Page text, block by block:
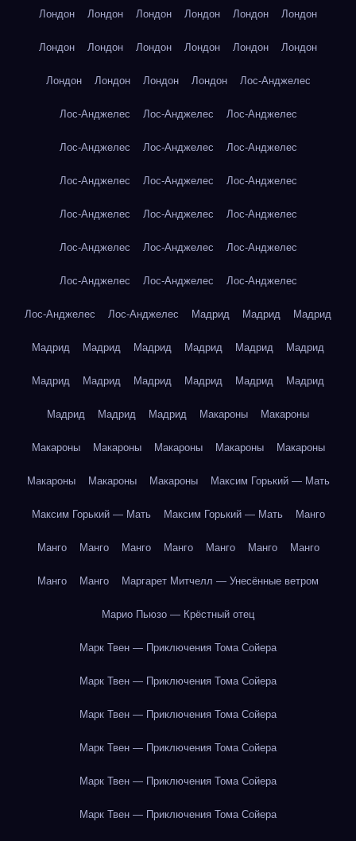
Лондон Лондон Лондон Лондон Лондон Лондон
Лондон Лондон Лондон Лондон Лондон Лондон
Лондон Лондон Лондон Лондон Лос-Анджелес
Лос-Анджелес Лос-Анджелес Лос-Анджелес
Лос-Анджелес Лос-Анджелес Лос-Анджелес
Лос-Анджелес Лос-Анджелес Лос-Анджелес
Лос-Анджелес Лос-Анджелес Лос-Анджелес
Лос-Анджелес Лос-Анджелес Лос-Анджелес
Лос-Анджелес Лос-Анджелес Лос-Анджелес
Лос-Анджелес Лос-Анджелес Мадрид Мадрид Мадрид
Мадрид Мадрид Мадрид Мадрид Мадрид Мадрид
Мадрид Мадрид Мадрид Мадрид Мадрид Мадрид
Мадрид Мадрид Мадрид Макароны Макароны
Макароны Макароны Макароны Макароны Макароны
Макароны Макароны Макароны Максим Горький — Мать
Максим Горький — Мать Максим Горький — Мать Манго
Манго Манго Манго Манго Манго Манго Манго
Манго Манго Маргарет Митчелл — Унесённые ветром
Марио Пьюзо — Крёстный отец
Марк Твен — Приключения Тома Сойера
Марк Твен — Приключения Тома Сойера
Марк Твен — Приключения Тома Сойера
Марк Твен — Приключения Тома Сойера
Марк Твен — Приключения Тома Сойера
Марк Твен — Приключения Тома Сойера